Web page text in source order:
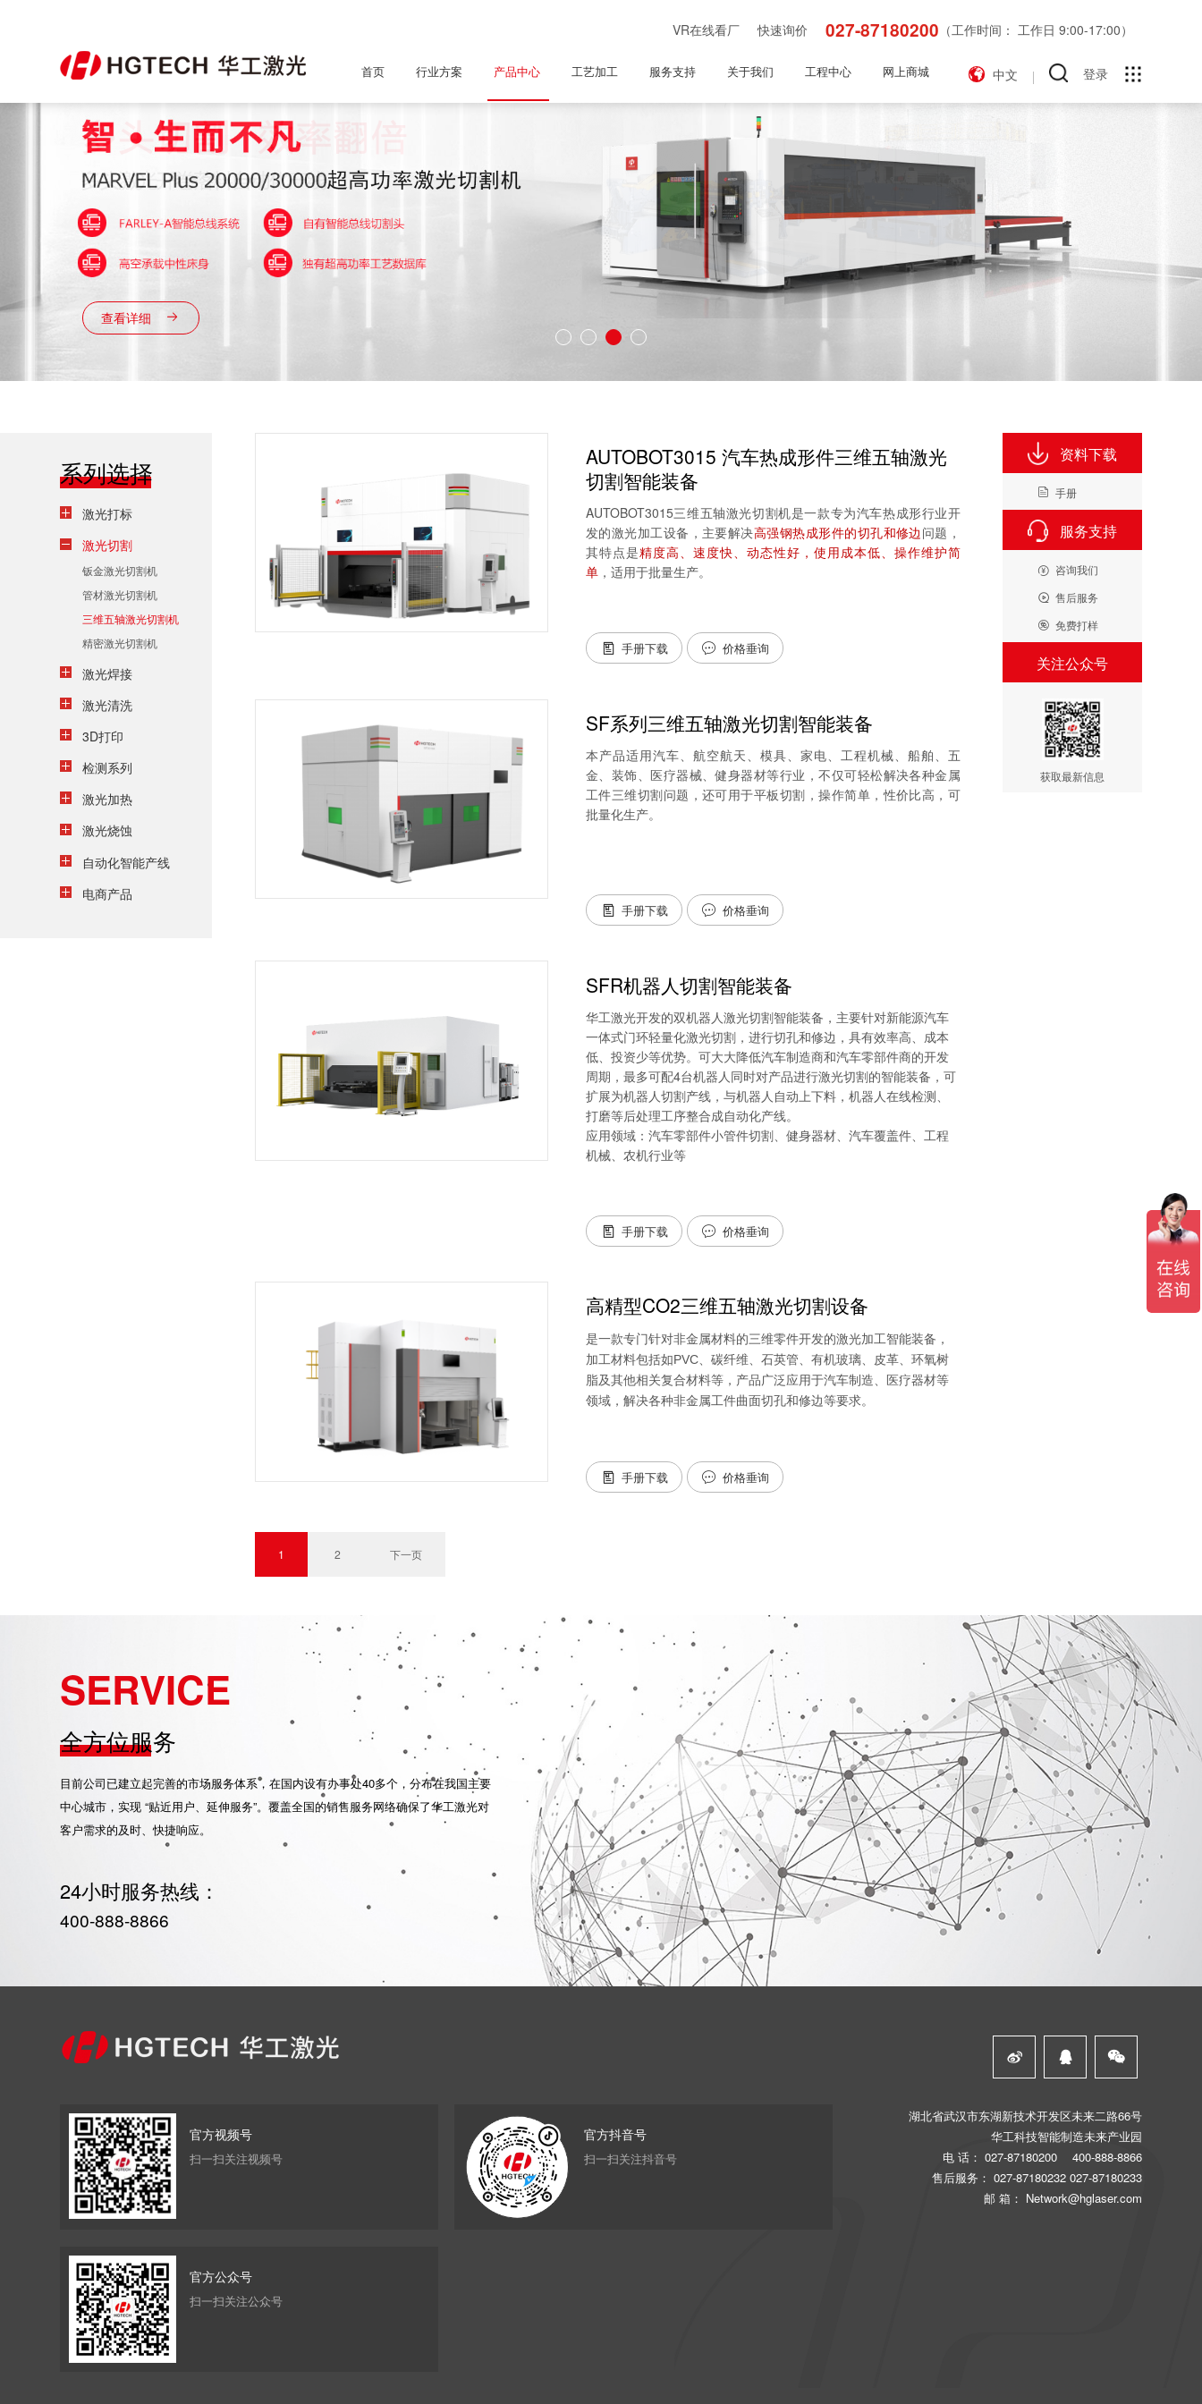
VR在线看厂 快速询价 027-87180200 （工作时间： 工作日 9:00-17:00）
登录
中文
首页 行业方案 产品中心 工艺加工 服务支持 关于我们 工程中心 网上商城
查看详细 
系列选择
激光打标
激光切割
钣金激光切割机
管材激光切割机
三维五轴激光切割机
精密激光切割机
激光焊接
激光清洗
3D打印
检测系列
激光加热
激光烧蚀
自动化智能产线
电商产品
AUTOBOT3015 汽车热成形件三维五轴激光
切割智能装备
AUTOBOT3015三维五轴激光切割机是一款专为汽车热成形行业开
发的激光加工设备，主要解决高强钢热成形件的切孔和修边 问题，
其特点是精度高、速度快、动态性好，使用成本低、操作维护简
单，适用于批量生产。
 手册下载  价格垂询
SF系列三维五轴激光切割智能装备
本产品适用汽车、航空航天、模具、家电、⼯程机械、船舶、五
⾦、装饰、医疗器械、健身器材等行业，不仅可轻松解决各种金属
工件三维切割问题，还可用于平板切割，操作简单，性价比高，可
批量化⽣产。
 手册下载  价格垂询
SFR机器人切割智能装备
华工激光开发的双机器人激光切割智能装备，主要针对新能源汽车
一体式门环轻量化激光切割，进行切孔和修边，具有效率高、成本
低、投资少等优势。可大大降低汽车制造商和汽车零部件商的开发
周期，最多可配4台机器人同时对产品进行激光切割的智能装备，可
扩展为机器人切割产线，与机器人自动上下料，机器人在线检测、
打磨等后处理工序整合成自动化产线。
应用领域：汽车零部件小管件切割、健身器材、汽车覆盖件、工程
机械、农机行业等
 手册下载  价格垂询
高精型CO2三维五轴激光切割设备
是一款专门针对非金属材料的三维零件开发的激光加工智能装备，
加工材料包括如PVC、碳纤维、石英管、有机玻璃、皮革、环氧树
脂及其他相关复合材料等，产品广泛应用于汽车制造、医疗器材等
领域，解决各种非金属工件曲面切孔和修边等要求。
 手册下载  价格垂询
1 2 下一页
资料下载
 手册
服务支持
 咨询我们
 售后服务
 免费打样
关注公众号
获取最新信息
SERVICE
全方位服务
目前公司已建立起完善的市场服务体系，在国内设有办事处40多个，分布在我国主要
中心城市，实现 “贴近用户、延伸服务”。覆盖全国的销售服务网络确保了华工激光对
客户需求的及时、快捷响应。
24小时服务热线：
400-888-8866
官方视频号
扫一扫关注视频号
官方抖音号
扫一扫关注抖音号
官方公众号
扫一扫关注公众号



湖北省武汉市东湖新技术开发区未来二路66号
华工科技智能制造未来产业园
电 话： 027-87180200
400-888-8866
售后服务： 027-87180232 027-87180233
邮 箱： Network@hglaser.com